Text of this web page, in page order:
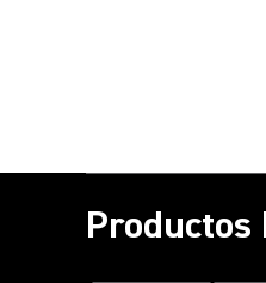
Productos